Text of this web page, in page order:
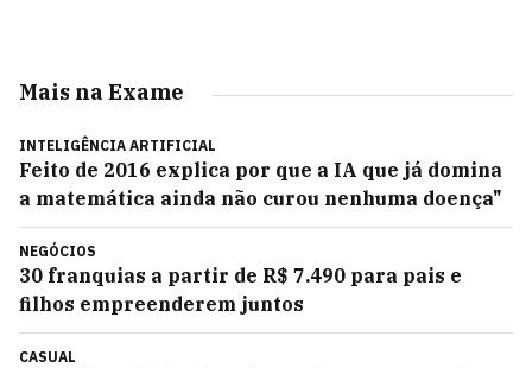
Mais na Exame
INTELIGÊNCIA ARTIFICIAL
Feito de 2016 explica por que a IA que já domina
a matemática ainda não curou nenhuma doença"
NEGÓCIOS
30 franquias a partir de R$ 7.490 para pais e
filhos empreenderem juntos
CASUAL